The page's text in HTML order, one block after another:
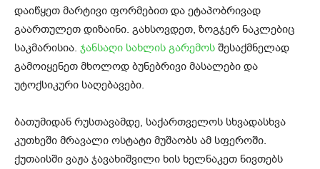
დაიწყეთ მარტივი ფორმებით და ეტაპობრივად
გაართულეთ დიზაინი. გახსოვდეთ, ზოგჯერ ნაკლებიც
საკმარისია. ჯანსაღი სახლის გარემოს შესაქმნელად
გამოიყენეთ მხოლოდ ბუნებრივი მასალები და
უტოქსიკური საღებავები.
ბათუმიდან რუსთავამდე, საქართველოს სხვადასხვა
კუთხეში მრავალი ოსტატი მუშაობს ამ სფეროში.
ქუთაისში ვაჟა ჯავახიშვილი ხის ხელნაკეთ ნივთებს